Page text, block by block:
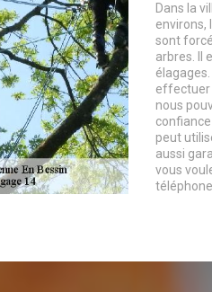
Dans la
environs,
sont
arbres. Il
effectuer
nous
peut
aussi
vous